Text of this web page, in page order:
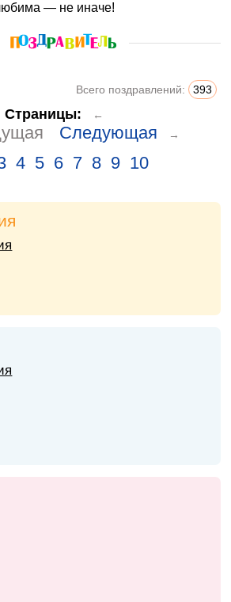
— не иначе!
Всего поздравлений: 393
Страницы: ←
Следующая →
4 5 6 7 8 9 10